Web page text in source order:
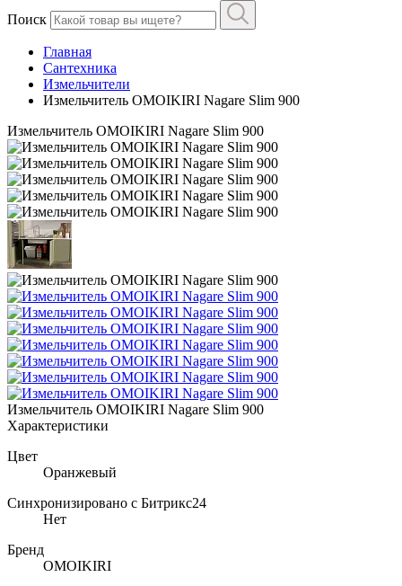
Поиск
Главная
Сантехника
Измельчители
Измельчитель OMOIKIRI Nagare Slim 900
Измельчитель OMOIKIRI Nagare Slim 900
Измельчитель OMOIKIRI Nagare Slim 900
Характеристики
Цвет
Оранжевый
Синхронизировано с Битрикс24
Нет
Бренд
OMOIKIRI